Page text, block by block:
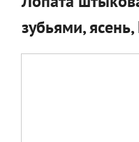
зубьями,